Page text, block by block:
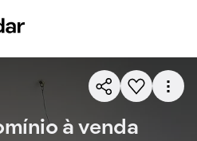
à venda